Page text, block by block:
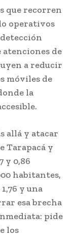
que recorren
operativos
de
a reducir
móviles de
la
allá y atacar
Tarapacá y
y 0,86
habitantes,
y una
esa brecha
pide
los